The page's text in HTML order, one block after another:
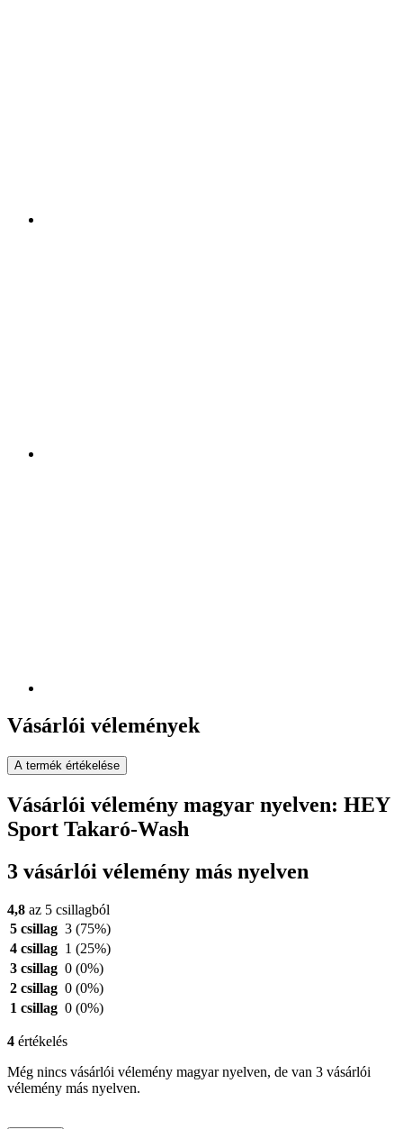
Vásárlói vélemények
A termék értékelése
Vásárlói vélemény magyar nyelven: HEY
Sport Takaró-Wash
3 vásárlói vélemény más nyelven
4,8 az 5 csillagból
5 csillag 3 (75%)
4 csillag 1 (25%)
3 csillag 0 (0%)
2 csillag 0 (0%)
1 csillag 0 (0%)
4 értékelés
Még nincs vásárlói vélemény magyar nyelven, de van 3 vásárlói
vélemény más nyelven.